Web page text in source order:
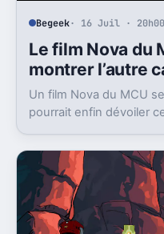
Begeek· 16 Juil · 20h00
Le film Nova du
montrer l’autre
Un film Nova du MCU
pourrait enfin dévoiler